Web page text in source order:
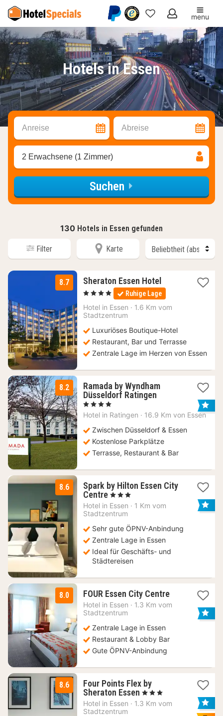
Meine
Favoriten
menu
Hotels in Essen
Anreise Abreise
2 Erwachsene (1 Zimmer)
Suchen
130 Hotels in Essen gefunden
Filter Karte
8.7 Sheraton Essen Hotel3
Nächte
ab
83,30
, 4 Sterne Ruhige Lage
Hotel in Essen · 1.6 Km vom
Stadtzentrum
Luxuriöses Boutique-Hotel
Restaurant, Bar und Terrasse
Zentrale Lage im Herzen von Essen
8.2
Ramada by Wyndham
Düsseldorf Ratingen3
ab
€
, 4 Sterne
Hotel in Ratingen · 16.9 Km von Essen
Zwischen Düsseldorf & Essen
Kostenlose Parkplätze
Terrasse, Restaurant & Bar
8.6
Spark by Hilton Essen City
Centre 3
Nächte
ab
€
, 3 Sterne
Hotel in Essen · 1 Km vom
Stadtzentrum
Sehr gute ÖPNV-Anbindung
Zentrale Lage in Essen
Ideal für Geschäfts- und
Städtereisen
8.0 FOUR Essen City Centre3
Nächte
Hotel in Essen · 1.3 Km vom
Stadtzentrum
Zentrale Lage in Essen
Restaurant & Lobby Bar
Gute ÖPNV-Anbindung
8.6
Four Points Flex by
Sheraton Essen 1
Nacht
, 3 Sterne
Hotel in Essen · 1.3 Km vom
Stadtzentrum